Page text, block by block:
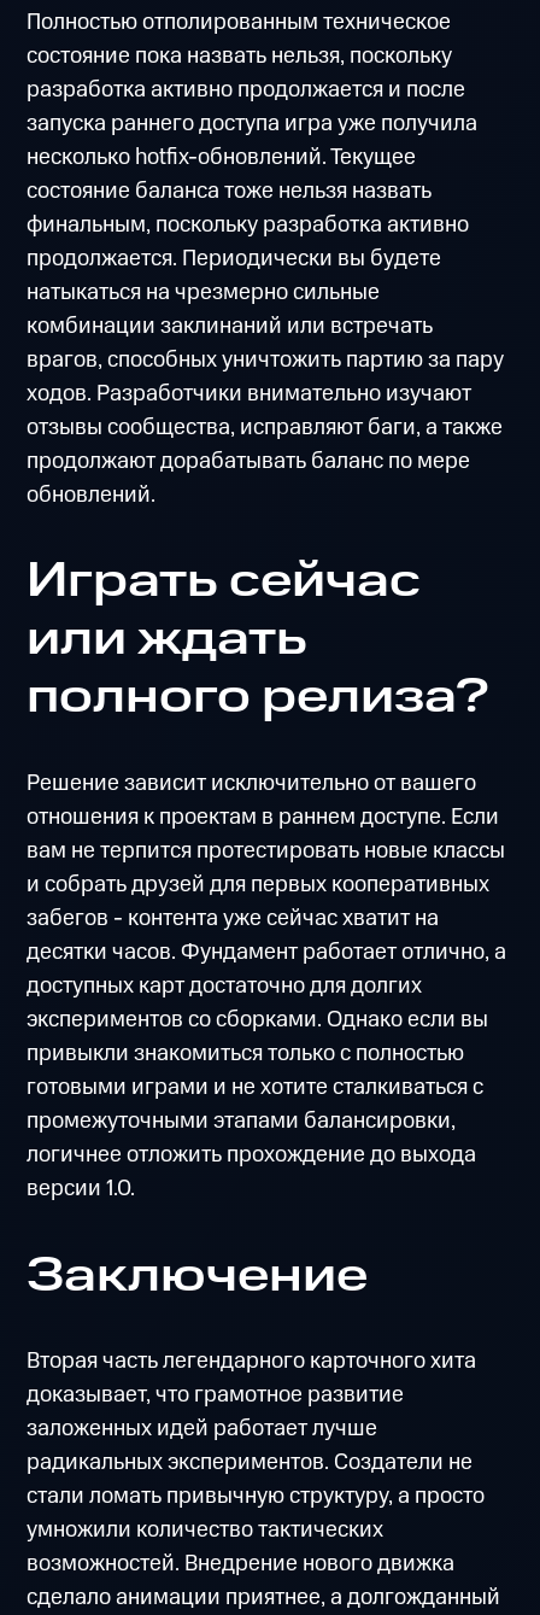
Полностью отполированным техническое
состояние пока назвать нельзя, поскольку
разработка активно продолжается и после
запуска раннего доступа игра уже получила
несколько hotfix-обновлений. Текущее
состояние баланса тоже нельзя назвать
финальным, поскольку разработка активно
продолжается. Периодически вы будете
натыкаться на чрезмерно сильные
комбинации заклинаний или встречать
врагов, способных уничтожить партию за пару
ходов. Разработчики внимательно изучают
отзывы сообщества, исправляют баги, а также
продолжают дорабатывать баланс по мере
обновлений.
Играть сейчас
или ждать
полного релиза?
Решение зависит исключительно от вашего
отношения к проектам в раннем доступе. Если
вам не терпится протестировать новые классы
и собрать друзей для первых кооперативных
забегов - контента уже сейчас хватит на
десятки часов. Фундамент работает отлично, а
доступных карт достаточно для долгих
экспериментов со сборками. Однако если вы
привыкли знакомиться только с полностью
готовыми играми и не хотите сталкиваться с
промежуточными этапами балансировки,
логичнее отложить прохождение до выхода
версии 1.0.
Заключение
Вторая часть легендарного карточного хита
доказывает, что грамотное развитие
заложенных идей работает лучше
радикальных экспериментов. Создатели не
стали ломать привычную структуру, а просто
умножили количество тактических
возможностей. Внедрение нового движка
сделало анимации приятнее, а долгожданный